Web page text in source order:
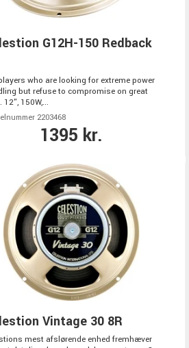
G12H-150 Redback
who are looking for extreme power
but refuse to compromise on great
12", 150W,...
2203468
1395 kr.
Vintage 30 8R
mest afslørende enhed fremhæver